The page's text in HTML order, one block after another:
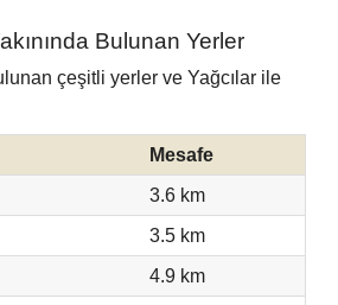
Bulunan Yerler
çeşitli yerler ve Yağcılar ile
Mesafe
3.6 km
3.5 km
4.9 km